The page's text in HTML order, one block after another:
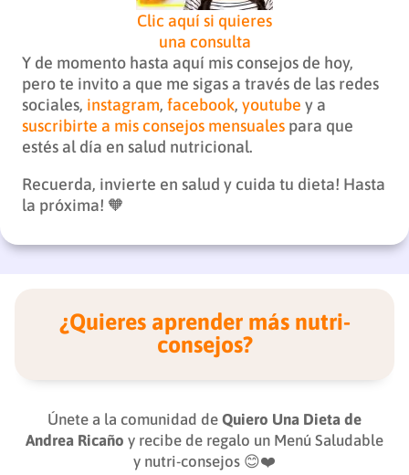
Clic aquí si quieres
una consulta
Y de momento hasta aquí mis consejos de hoy,
pero te invito a que me sigas a través de las redes
sociales, instagram, facebook, youtube y a
suscribirte a mis consejos mensuales para que
estés al día en salud nutricional.
Recuerda, invierte en salud y cuida tu dieta! Hasta
la próxima! 🧡
¿Quieres aprender más nutri-
consejos?
Únete a la comunidad de Quiero Una Dieta de
Andrea Ricaño y recibe de regalo un Menú Saludable
y nutri-consejos 😊❤️